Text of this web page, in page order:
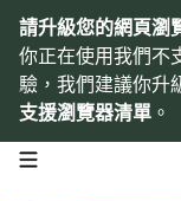
請升級您的網頁瀏
你正在使用我們不
驗，我們建議你升
支援瀏覽器清單 。
open navigation menu